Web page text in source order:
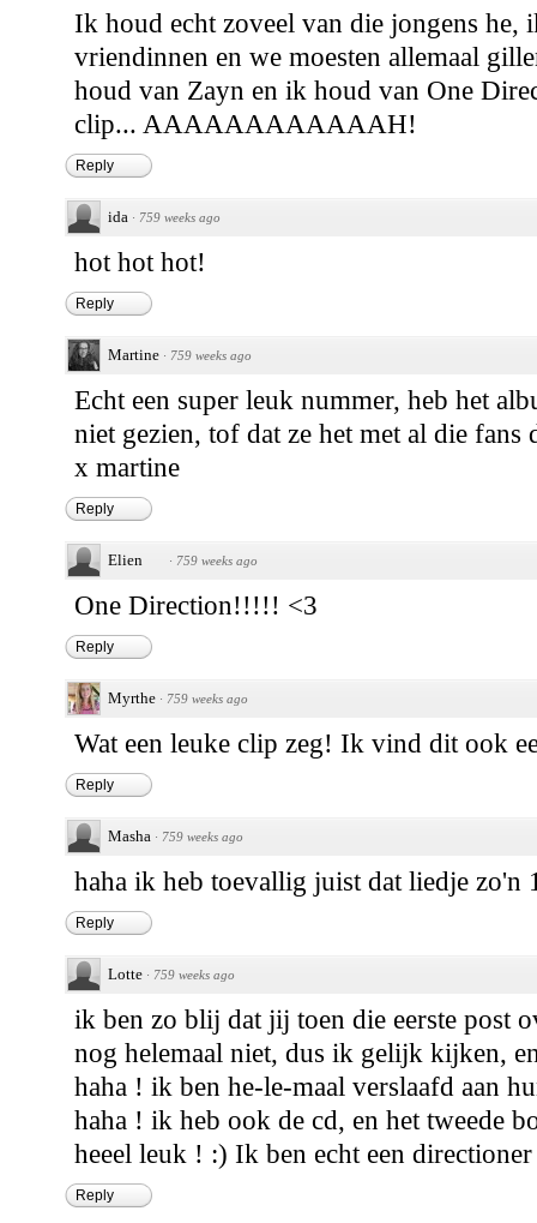
Ik houd echt zoveel van die jongens
vriendinnen en we moesten allemaal
houd van Zayn en ik houd van One
clip... AAAAAAAAAAAAH!
Reply
ida · 759 weeks ago
hot hot hot!
Reply
Martine · 759 weeks ago
Echt een super leuk nummer, heb het
niet gezien, tof dat ze het met al die fans
x martine
Reply
Elien · 759 weeks ago
One Direction!!!!! <3
Reply
Myrthe · 759 weeks ago
Wat een leuke clip zeg! Ik vind dit ook
Reply
Masha · 759 weeks ago
haha ik heb toevallig juist dat liedje zo'n
Reply
Lotte · 759 weeks ago
ik ben zo blij dat jij toen die eerste post
nog helemaal niet, dus ik gelijk kijken,
haha ! ik ben he-le-maal verslaafd aan
haha ! ik heb ook de cd, en het tweede
heeel leuk ! :) Ik ben echt een
Reply